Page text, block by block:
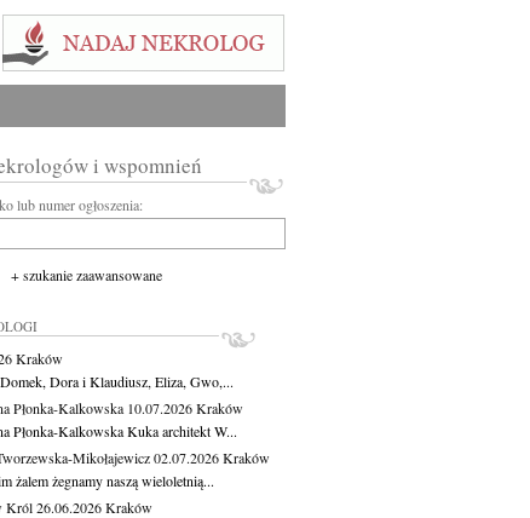
i wspomnień
lub numer ogłoszenia:
+ szukanie zaawansowane
Kraków
Dora i Klaudiusz, Eliza, Gwo,...
Płonka-Kalkowska 10.07.2026Kraków
Płonka-Kalkowska Kuka architekt W...
Mikołajewicz02.07.2026Kraków
żalem żegnamy naszą wieloletnią...
Król26.06.2026Kraków